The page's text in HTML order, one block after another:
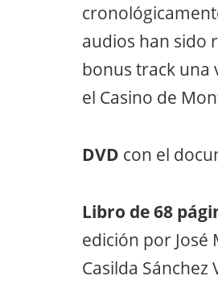
audios han sido
bonus track una
el Casino de
DVD con el
Libro de 68
edición por José
Casilda Sánchez